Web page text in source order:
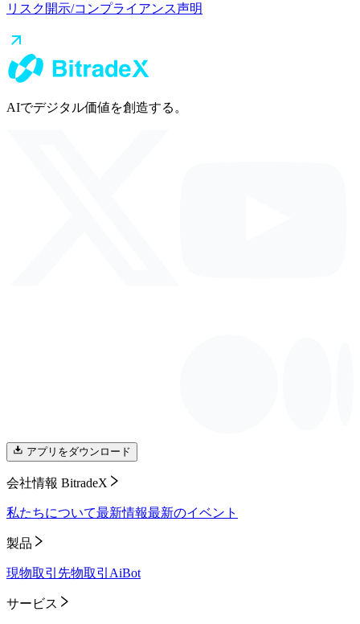
リスク開示/コンプライアンス声明
AIでデジタル価値を創造する。
アプリをダウンロード
会社情報 BitradeX
私たちについて最新情報最新のイベント
製品
現物取引 先物取引 AiBot
サービス